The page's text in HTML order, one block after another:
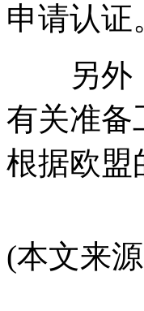
申请认证
另外，
有关准备
根据欧盟
(本文来